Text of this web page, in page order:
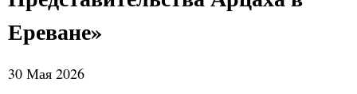
Ереване»
30 Мая 2026